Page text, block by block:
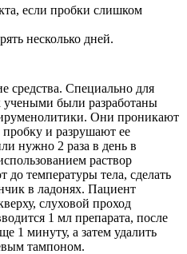
если пробки слишком
несколько дней.
средства. Специально для
были разработаны
Они проникают
пробку и разрушают ее
нужно 2 раза в день в
раствор
до температуры тела, сделать
в ладонях. Пациент
слуховой проход
1 мл препарата, после
1 минуту, а затем удалить
тампоном.